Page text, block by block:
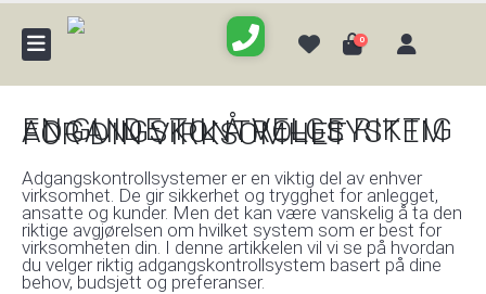
0
EN GUIDE TIL Å VELGE RIKTIG ADGANGSKONTROLLSYSTEM FOR DIN VIRKSOMHET
Adgangskontrollsystemer er en viktig del av enhver
virksomhet. De gir sikkerhet og trygghet for anlegget,
ansatte og kunder. Men det kan være vanskelig å ta den
riktige avgjørelsen om hvilket system som er best for
virksomheten din. I denne artikkelen vil vi se på hvordan
du velger riktig adgangskontrollsystem basert på dine
behov, budsjett og preferanser.